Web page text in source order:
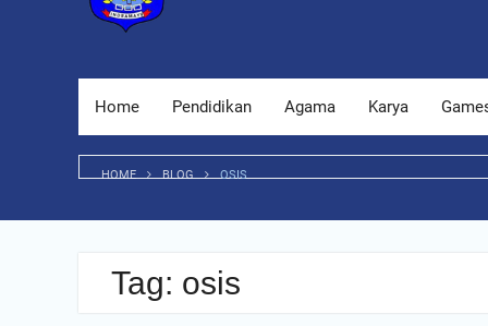
Home Pendidikan Agama Karya
HOME BLOG OSIS
Tag: osis